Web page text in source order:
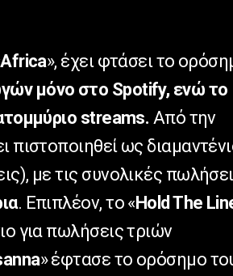
Africa», έχει φτάσει το
μόνο στο Spotify, ενώ το
streams. Από την
πιστοποιηθεί ως
με τις συνολικές
. Επιπλέον, το «Hold The
για πωλήσεις τριών
» έφτασε το ορόσημο